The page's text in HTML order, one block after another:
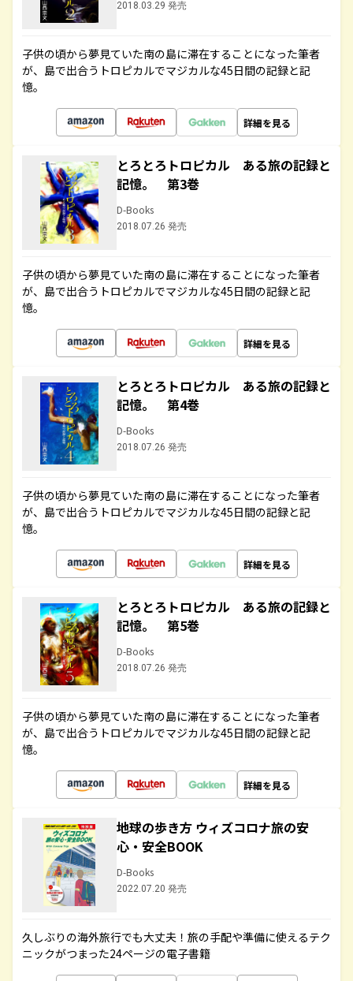
2018.03.29 発売
子供の頃から夢見ていた南の島に滞在することになった筆者
が、島で出合うトロピカルでマジカルな45日間の記録と記
憶。
詳細を見る
とろとろトロピカル ある旅の記録と
記憶。 第3巻
D-Books
2018.07.26 発売
子供の頃から夢見ていた南の島に滞在することになった筆者
が、島で出合うトロピカルでマジカルな45日間の記録と記
憶。
詳細を見る
とろとろトロピカル ある旅の記録と
記憶。 第4巻
D-Books
2018.07.26 発売
子供の頃から夢見ていた南の島に滞在することになった筆者
が、島で出合うトロピカルでマジカルな45日間の記録と記
憶。
詳細を見る
とろとろトロピカル ある旅の記録と
記憶。 第5巻
D-Books
2018.07.26 発売
子供の頃から夢見ていた南の島に滞在することになった筆者
が、島で出合うトロピカルでマジカルな45日間の記録と記
憶。
詳細を見る
地球の歩き方 ウィズコロナ旅の安
心・安全BOOK
D-Books
2022.07.20 発売
久しぶりの海外旅行でも大丈夫！旅の手配や準備に使えるテク
ニックがつまった24ページの電子書籍